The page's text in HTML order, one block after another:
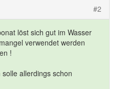
#2
löst sich gut im Wasser
verwendet werden
!
allerdings schon